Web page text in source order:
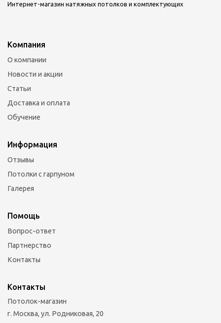
Интернет-магазин натяжных потолков и комплектующих
Компания
О компании
Новости и акции
Статьи
Доставка и оплата
Обучение
Информация
Отзывы
Потолки с гарпуном
Галерея
Помощь
Вопрос-ответ
Партнерство
Контакты
Контакты
Потолок-магазин
г. Москва, ул. Родниковая, 20